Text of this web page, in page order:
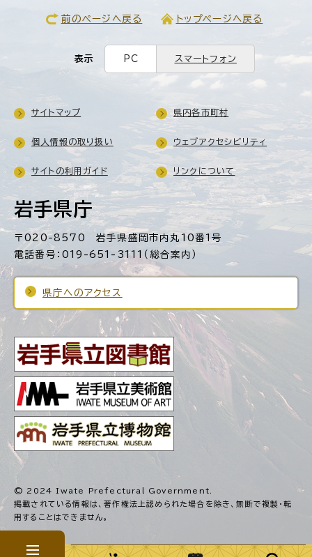
前のページへ戻る トップページへ戻る
表示 PC スマートフォン
岩手県庁
〒020-8570 岩手県盛岡市内丸10番1号
電話番号：019-651-3111（総合案内）
県庁へのアクセス
サイトマップ 県内各市町村
個人情報の取り扱い ウェブアクセシビリティ
サイトの利用ガイド リンクについて
© 2024 Iwate Prefectural Government.
掲載されている情報は、著作権法上認められた場合を除き、無断で複製・転
用することはできません。